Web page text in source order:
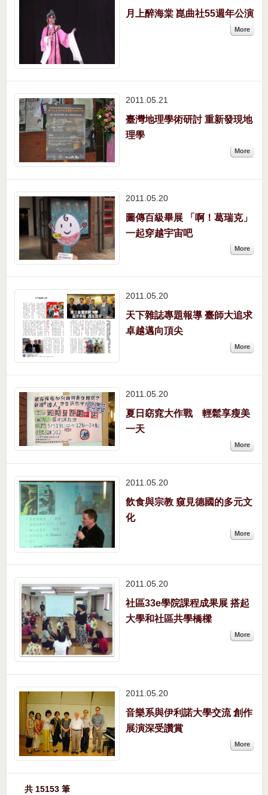
月上醉海棠 崑曲社55週年公演
More
2011.05 21
臺灣地理學術研討 重新發現地
理學
More
2011.05 20
圖傳百級畢展 「啊！葛瑞克」
一起穿越宇宙吧
More
2011.05 20
天下雜誌專題報導 臺師大追求
卓越邁向頂尖
More
2011.05 20
夏日窈窕大作戰 輕鬆享瘦美
一天
More
2011.05 20
飲食與宗教 窺見德國的多元文
化
More
2011.05 20
社區33e學院課程成果展 搭起
大學和社區共學橋樑
More
2011.05 20
音樂系與伊利諾大學交流 創作
展演深受讚賞
More
共 15153 筆